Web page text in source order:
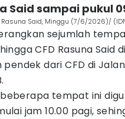
Said sampai pukul
Rasuna Said, Minggu (7/6/2026)/
sejumlah
CFD Rasuna
pendek dari CFD di
tempat ini
jam 10.00 pagi,